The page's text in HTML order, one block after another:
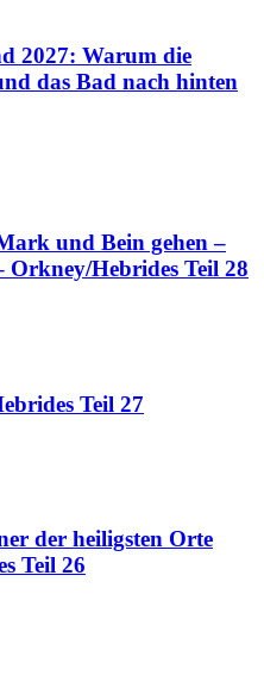
2027: Warum die
das Bad nach hinten
und Bein gehen –
Orkney/Hebrides Teil 28
Teil 27
der heiligsten Orte
Teil 26